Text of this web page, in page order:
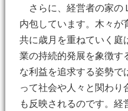
さらに、経営者の家の
内包しています。木々が
共に歳月を重ねていく庭
業の持続的発展を象徴す
な利益を追求する姿勢で
って社会や人々と関わり
も反映されるのです。経